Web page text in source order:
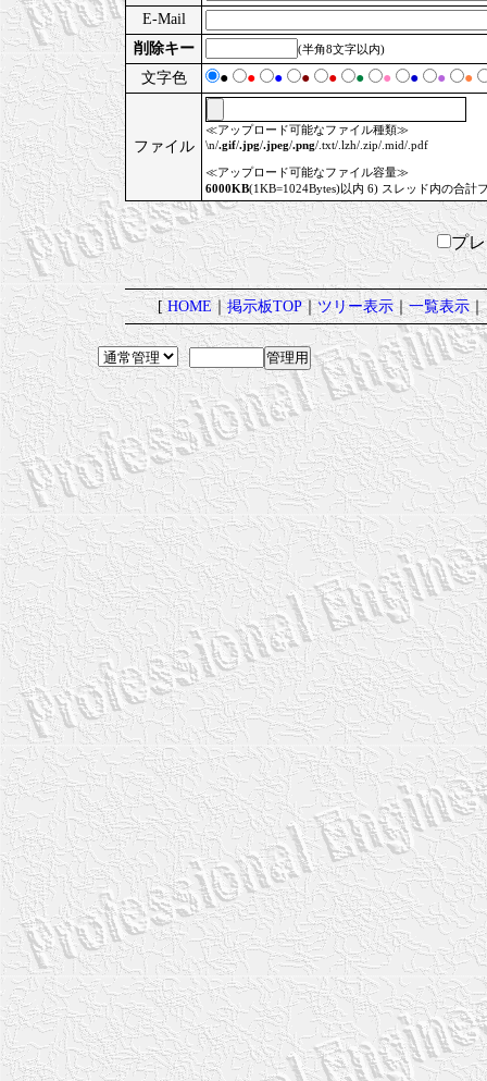
E-Mail
削除キー
(半角8文字以内)
文字色 ● ● ● ● ● ● ● ● ● ●
ファイル
≪アップロード可能なファイル種類≫
\n/.gif/.jpg/.jpeg/.png/.txt/.lzh/.zip/.mid/.pdf
≪アップロード可能なファイル容量≫
6000KB(1KB=1024Bytes)以内 6) スレッド内の合計
プ
[HOME｜掲示板TOP｜ツリー表示｜一覧表示｜